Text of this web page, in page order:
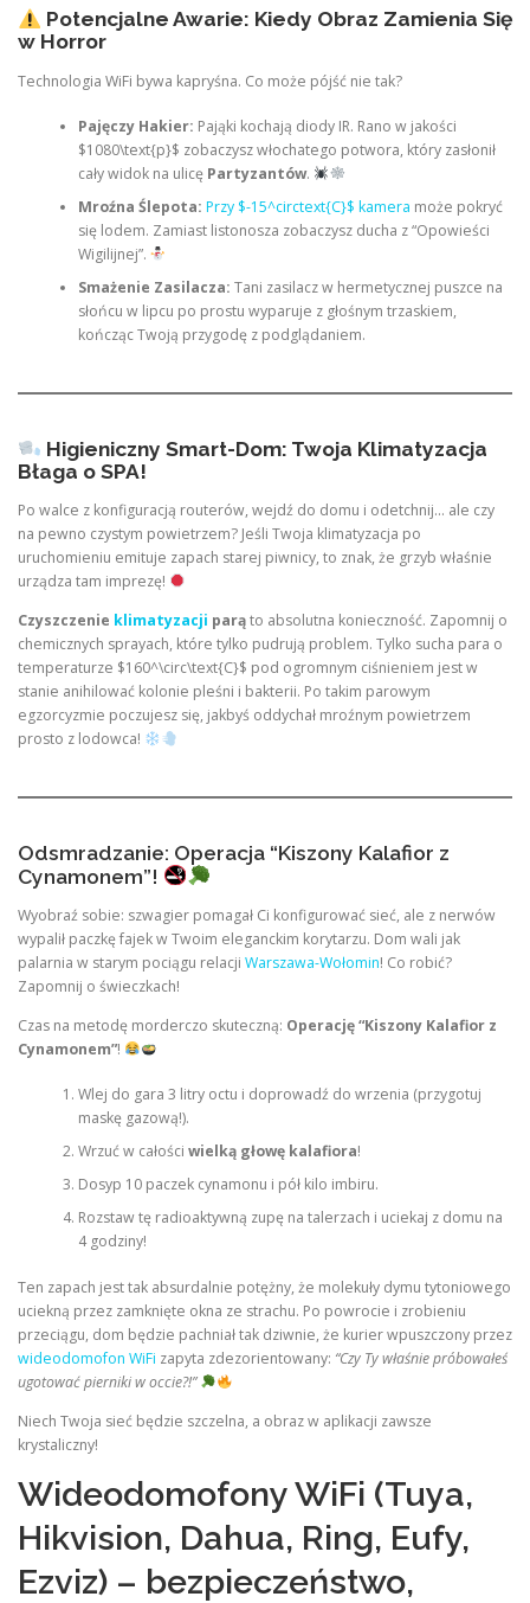
Potencjalne Awarie: Kiedy Obraz Zamienia Się
w Horror
Technologia WiFi bywa kapryśna. Co może pójść nie tak?
Pajęczy Hakier: Pająki kochają diody IR. Rano w jakości
$1080\text{p}$ zobaczysz włochatego potwora, który zasłonił
cały widok na ulicę Partyzantów.
Mroźna Ślepota: Przy $-15^circtext{C}$ kamera może pokryć
się lodem. Zamiast listonosza zobaczysz ducha z “Opowieści
Wigilijnej”.
Smażenie Zasilacza: Tani zasilacz w hermetycznej puszce na
słońcu w lipcu po prostu wyparuje z głośnym trzaskiem,
kończąc Twoją przygodę z podglądaniem.
Higieniczny Smart-Dom: Twoja Klimatyzacja
Błaga o SPA!
Po walce z konfiguracją routerów, wejdź do domu i odetchnij… ale czy
na pewno czystym powietrzem? Jeśli Twoja klimatyzacja po
uruchomieniu emituje zapach starej piwnicy, to znak, że grzyb właśnie
urządza tam imprezę!
Czyszczenie klimatyzacji parąto absolutna konieczność. Zapomnij o
chemicznych sprayach, które tylko pudrują problem. Tylko sucha para o
temperaturze $160^\circ\text{C}$ pod ogromnym ciśnieniem jest w
stanie anihilować kolonie pleśni i bakterii. Po takim parowym
egzorcyzmie poczujesz się, jakbyś oddychał mroźnym powietrzem
prosto z lodowca!
Odsmradzanie: Operacja “Kiszony Kalafior z
Cynamonem”!
Wyobraź sobie: szwagier pomagał Ci konfigurować sieć, ale z nerwów
wypalił paczkę fajek w Twoim eleganckim korytarzu. Dom wali jak
palarnia w starym pociągu relacji Warszawa-Wołomin! Co robić?
Zapomnij o świeczkach!
Czas na metodę morderczo skuteczną: Operację “Kiszony Kalafior z
Cynamonem”!
Wlej do gara 3 litry octu i doprowadź do wrzenia (przygotuj
maskę gazową!).
Wrzuć w całości wielką głowę kalafiora!
Dosyp 10 paczek cynamonu i pół kilo imbiru.
Rozstaw tę radioaktywną zupę na talerzach i uciekaj z domu na
4 godziny!
Ten zapach jest tak absurdalnie potężny, że molekuły dymu tytoniowego
uciekną przez zamknięte okna ze strachu. Po powrocie i zrobieniu
przeciągu, dom będzie pachniał tak dziwnie, że kurier wpuszczony przez
wideodomofon WiFi zapyta zdezorientowany: “Czy Ty właśnie próbowałeś
ugotować pierniki w occie?!”
Niech Twoja sieć będzie szczelna, a obraz w aplikacji zawsze
krystaliczny!
Wideodomofony WiFi (Tuya,
Hikvision, Dahua, Ring, Eufy,
Ezviz) – bezpieczeństwo,